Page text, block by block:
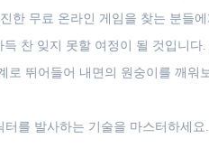
무료 온라인 게임을 찾는 분들
찬 잊지 못할 여정이 될 것입니
로 뛰어들어 내면의 원숭이를 깨워
를 발사하는 기술을 마스터하세요.